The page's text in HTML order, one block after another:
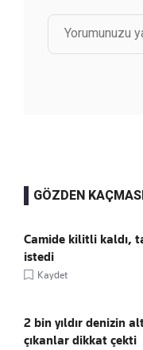
GÖZDEN
Camide kilitli kaldı,
istedi
Kaydet
2 bin yıldır denizin
çıkanlar dikkat çekti